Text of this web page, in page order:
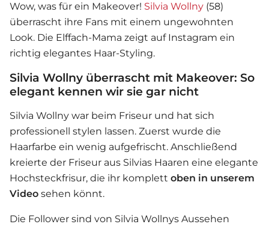
Wow, was für ein Makeover! Silvia Wollny (58)
überrascht ihre Fans mit einem ungewohnten
Look. Die Elffach-Mama zeigt auf Instagram ein
richtig elegantes Haar-Styling.
Silvia Wollny überrascht mit Makeover: So
elegant kennen wir sie gar nicht
Silvia Wollny war beim Friseur und hat sich
professionell stylen lassen. Zuerst wurde die
Haarfarbe ein wenig aufgefrischt. Anschließend
kreierte der Friseur aus Silvias Haaren eine elegante
Hochsteckfrisur, die ihr komplett oben in unserem
Video sehen könnt.
Die Follower sind von Silvia Wollnys Aussehen